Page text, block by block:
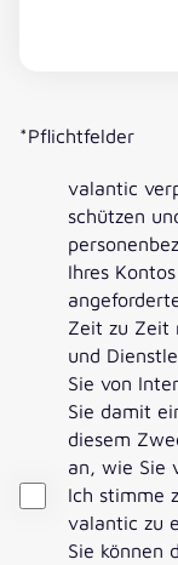
*Pflichtfelder
valantic
schützen
Ihres
Zeit zu Zeit
und
Sie von
Sie damit
diesem
an, wie Sie
Ich stimme
valantic zu
Sie können